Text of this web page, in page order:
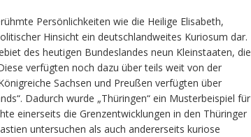
Persönlichkeiten wie die Heilige Elisabeth,
Hinsicht ein deutschlandweites Kuriosum dar.
des heutigen Bundeslandes neun Kleinstaaten, die
verfügten noch dazu über teils weit von der
Sachsen und Preußen verfügten über
Dadurch wurde „Thüringen“ ein Musterbeispiel für
einerseits die Grenzentwicklungen in den Thüringer
untersuchen als auch andererseits kuriose